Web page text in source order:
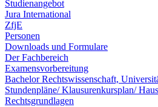
Studienangebot
Jura International
ZfjE
Personen
Downloads und Formulare
Der Fachbereich
Examensvorbereitung
Bachelor Rechtswissenschaft,
Stundenpläne/ Klausurenkursplan/
Rechtsgrundlagen